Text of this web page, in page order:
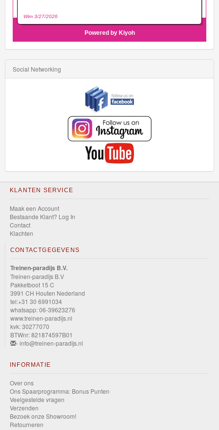
Social Networking
KLANTEN SERVICE
Maak een Account
Bestaande Klant? Log In
Contact
Klachten
CONTACTGEGEVENS
Treinen-paradijs B.V.
Treinen-paradijs B.V
Pakketboot 15 C
3991 CH Houten Nederland
tel:+31 30 6991034
whatsapp: 06-39623276
www.treinen-paradijs.nl
kvk: 30277070
BTWnr: 821874597B01
- info@treinen-paradijs.nl
INFORMATIE
Over ons
Ons Spaarprogramma: Bonus Punten
Veelgestelde vragen
Verzenden
Bezoek onze Showroom!
Retourneren